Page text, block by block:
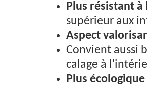
Plus résistant
supérieur aux
Aspect
Convient aussi
calage à
Plus écologique